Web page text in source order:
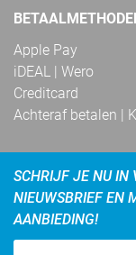
Apple Pay
iDEAL | Wero
Creditcard
Achteraf betalen |
SCHRIJF JE NU IN
NIEUWSBRIEF EN
AANBIEDING!